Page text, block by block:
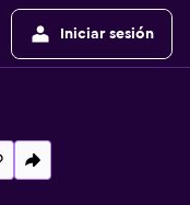
Iniciar sesión